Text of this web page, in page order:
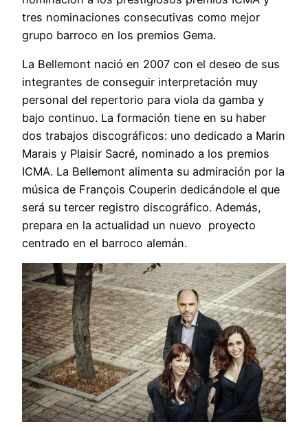
tres nominaciones consecutivas como mejor
grupo barroco en los premios Gema.
La Bellemont nació en 2007 con el deseo de sus
integrantes de conseguir interpretación muy
personal del repertorio para viola da gamba y
bajo continuo. La formación tiene en su haber
dos trabajos discográficos: uno dedicado a Marin
Marais y Plaisir Sacré, nominado a los premios
ICMA. La Bellemont alimenta su admiración por la
música de François Couperin dedicándole el que
será su tercer registro discográfico. Además,
prepara en la actualidad un nuevo proyecto
centrado en el barroco alemán.